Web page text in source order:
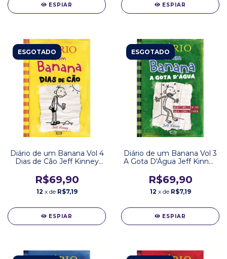
ESPIAR ESPIAR
ESGOTADO
Diário de um Banana Vol 4
Dias de Cão Jeff Kinney
R$69,90
12 x de R$7,19
ESPIAR
ESGOTADO
Diário de um Banana Vol 3
A Gota D'Água Jeff Kinney
R$69,90
12 x de R$7,19
ESPIAR